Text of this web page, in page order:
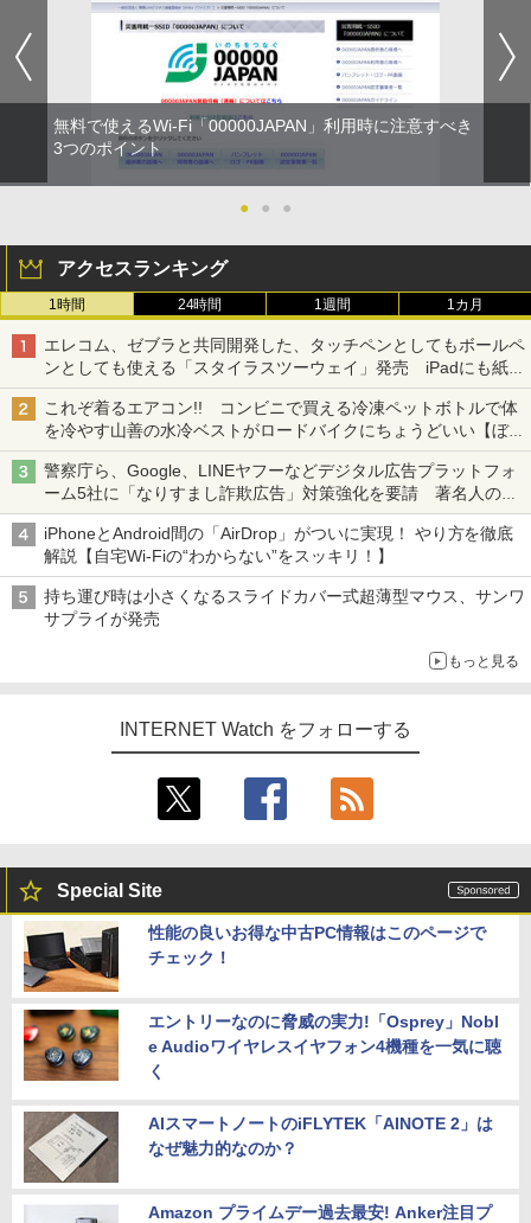
無料で使えるWi-Fi「00000JAPAN」利用時に注意すべき
3つのポイント
● ● ●
アクセスランキング
1時間 24時間 1週間 1カ月
エレコム、ゼブラと共同開発した、タッチペンとしてもボールペ
ンとしても使える「スタイラスツーウェイ」発売 iPadにも紙に
も、持ち替えずに書き込める
これぞ着るエアコン!! コンビニで買える冷凍ペットボトルで体
を冷やす山善の水冷ベストがロードバイクにちょうどいい【ぼっ
ち・ざ・ろーど！その14】【空いた時間でなにしてる？】
警察庁ら、Google、LINEヤフーなどデジタル広告プラットフォ
ーム5社に「なりすまし詐欺広告」対策強化を要請 著名人の写
真や映像を使った投資詐欺などへの対策として
iPhoneとAndroid間の「AirDrop」がついに実現！ やり方を徹底
解説【自宅Wi-Fiの“わからない”をスッキリ！】
持ち運び時は小さくなるスライドカバー式超薄型マウス、サンワ
サプライが発売
もっと見る
INTERNET Watch をフォローする
Special Site
性能の良いお得な中古PC情報はこのページで
チェック！
エントリーなのに脅威の実力!「Osprey」Nobl
e Audioワイヤレスイヤフォン4機種を一気に聴
く
AIスマートノートのiFLYTEK「AINOTE 2」は
なぜ魅力的なのか？
Amazon プライムデー過去最安! Anker注目プ